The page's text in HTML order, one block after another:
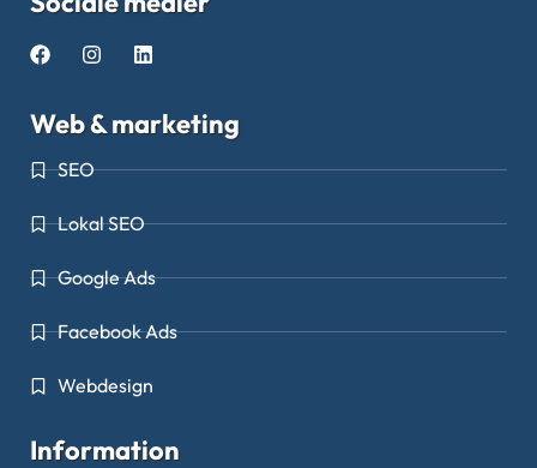
Web & marketing
SEO
Lokal SEO
Google Ads
Facebook Ads
Webdesign
Information